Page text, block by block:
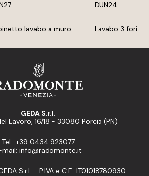
lavabo a muro
DUN24
Lavabo 3 fori
GEDA S.r.l.
Lavoro, 16/18 - 33080 Porcia (PN)
Tel.: +39 0434 923077
mail: info@radomonte.it
S.r.l. - P.IVA e C.F.: IT01018780930